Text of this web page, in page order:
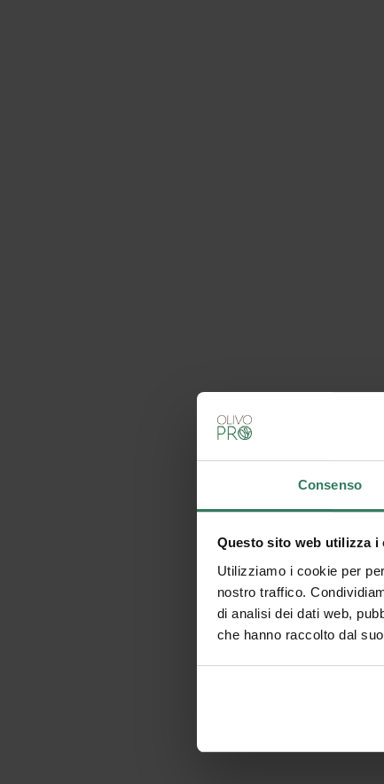
Consenso
Questo sito web utilizza i
Utilizziamo i cookie per
nostro traffico.
di analisi dei dati web,
che hanno raccolto dal